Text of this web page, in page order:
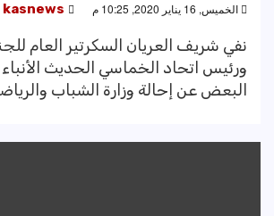
الخميس, 16 يناير 2020, 10:25 م kasnews
نفي شريف العريان السكرتير العام
ورئيس اتحاد الخماسي الحديث الأنباء
البعض عن إحالة وزارة الشباب